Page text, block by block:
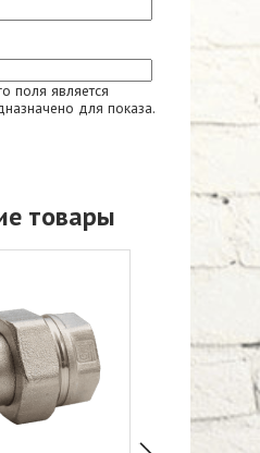
поля является
для показа.
товары